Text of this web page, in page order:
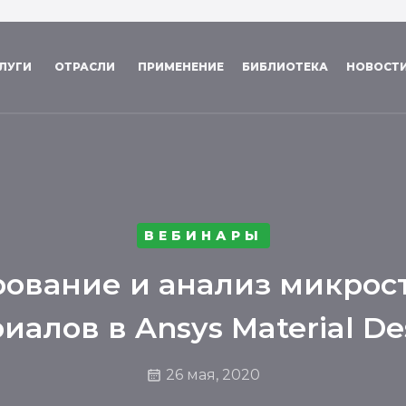
ОТРАСЛИ ПРИМЕНЕНИЕ БИБЛИОТЕКА
ВЕБИНАРЫ
и анализ
в Ansys Material
26 мая, 2020